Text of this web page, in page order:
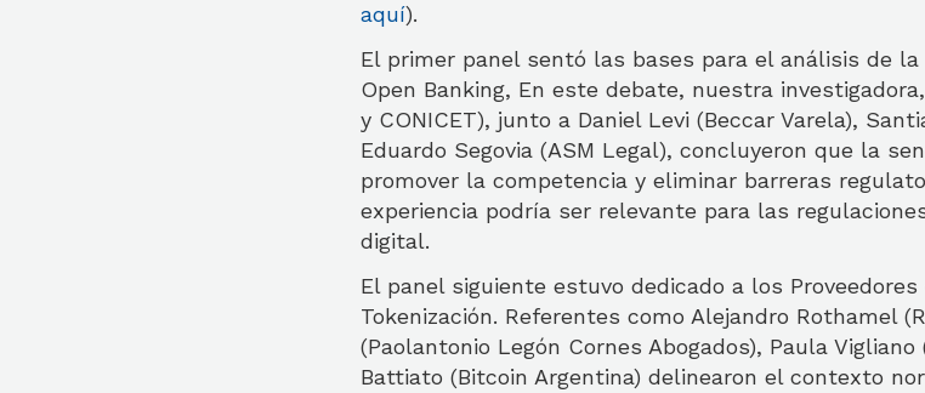
aquí).
El primer panel sentó las bases para el análisis de
Open Banking, En este debate, nuestra
y CONICET), junto a Daniel Levi (Beccar Varela),
Eduardo Segovia (ASM Legal), concluyeron que la
promover la competencia y eliminar barreras
experiencia podría ser relevante para las
digital.
El panel siguiente estuvo dedicado a los
Tokenización. Referentes como Alejandro Rothamel
(Paolantonio Legón Cornes Abogados), Paula
Battiato (Bitcoin Argentina) delinearon el contexto